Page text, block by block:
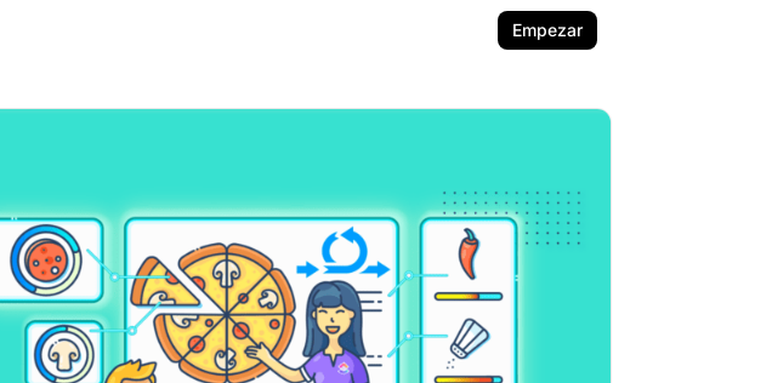
Empezar